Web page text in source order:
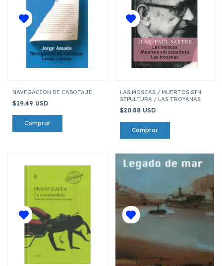
NAVEGACION DE CABOTAJE
$19.49 USD
LAS MOSCAS / MUERTOS SIN
SEPULTURA / LAS TROYANAS
$20.88 USD